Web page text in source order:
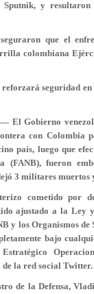
Sputnik, y
que el
colombiana
reforzará seguridad
El Gobierno
con Colombia
país, luego que
(FANB), fueron
3 militares muertos
cometido por
ajustado a la Ley
y los Organismos de
bajo
de la red social Twitter.
de la Defensa,